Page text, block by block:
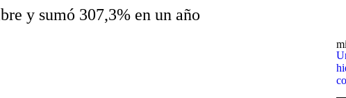
y sumó 307,3% en un año